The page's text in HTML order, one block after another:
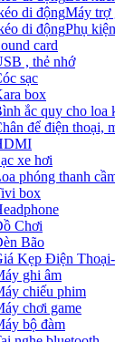
Máy trợ
Phụ
card
, thẻ nhớ
sạc
box
ắc quy cho loa
để điện thoại,
xe hơi
phóng thanh
box
Chơi
Bão
Kẹp Điện
ghi âm
chiếu phim
chơi game
bộ đàm